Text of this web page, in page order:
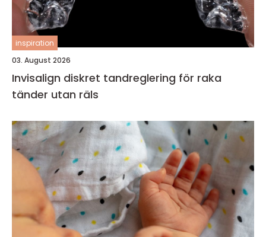
inspiration
03. August 2026
Invisalign diskret tandreglering för raka
tänder utan räls